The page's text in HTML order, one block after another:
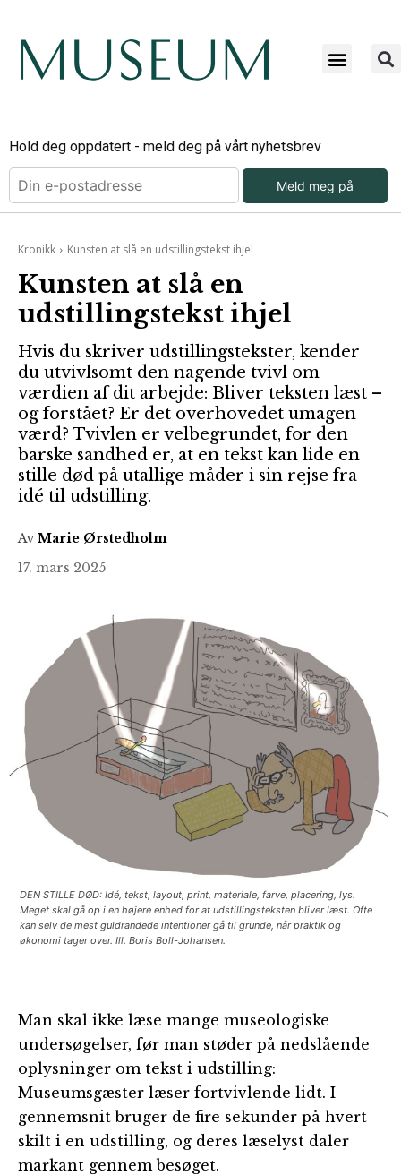
Hold deg oppdatert - meld deg på vårt nyhetsbrev
Meld meg på
Kronikk Kunsten at slå en udstillingstekst ihjel
Kunsten at slå en
udstillingstekst ihjel
Hvis du skriver udstillingstekster, kender
du utvivlsomt den nagende tvivl om
værdien af dit arbejde: Bliver teksten læst –
og forstået? Er det overhovedet umagen
værd? Tvivlen er velbegrundet, for den
barske sandhed er, at en tekst kan lide en
stille død på utallige måder i sin rejse fra
idé til udstilling.
Av Marie Ørstedholm
17. mars 2025
DEN STILLE DØD: Idé, tekst, layout, print, materiale, farve, placering, lys.
Meget skal gå op i en højere enhed for at udstillingsteksten bliver læst. Ofte
kan selv de mest guldrandede intentioner gå til grunde, når praktik og
økonomi tager over. Ill. Boris Boll-Johansen.
Man skal ikke læse mange museologiske
undersøgelser, før man støder på nedslående
oplysninger om tekst i udstilling:
Museumsgæster læser fortvivlende lidt. I
gennemsnit bruger de fire sekunder på hvert
skilt i en udstilling, og deres læselyst daler
markant gennem besøget.